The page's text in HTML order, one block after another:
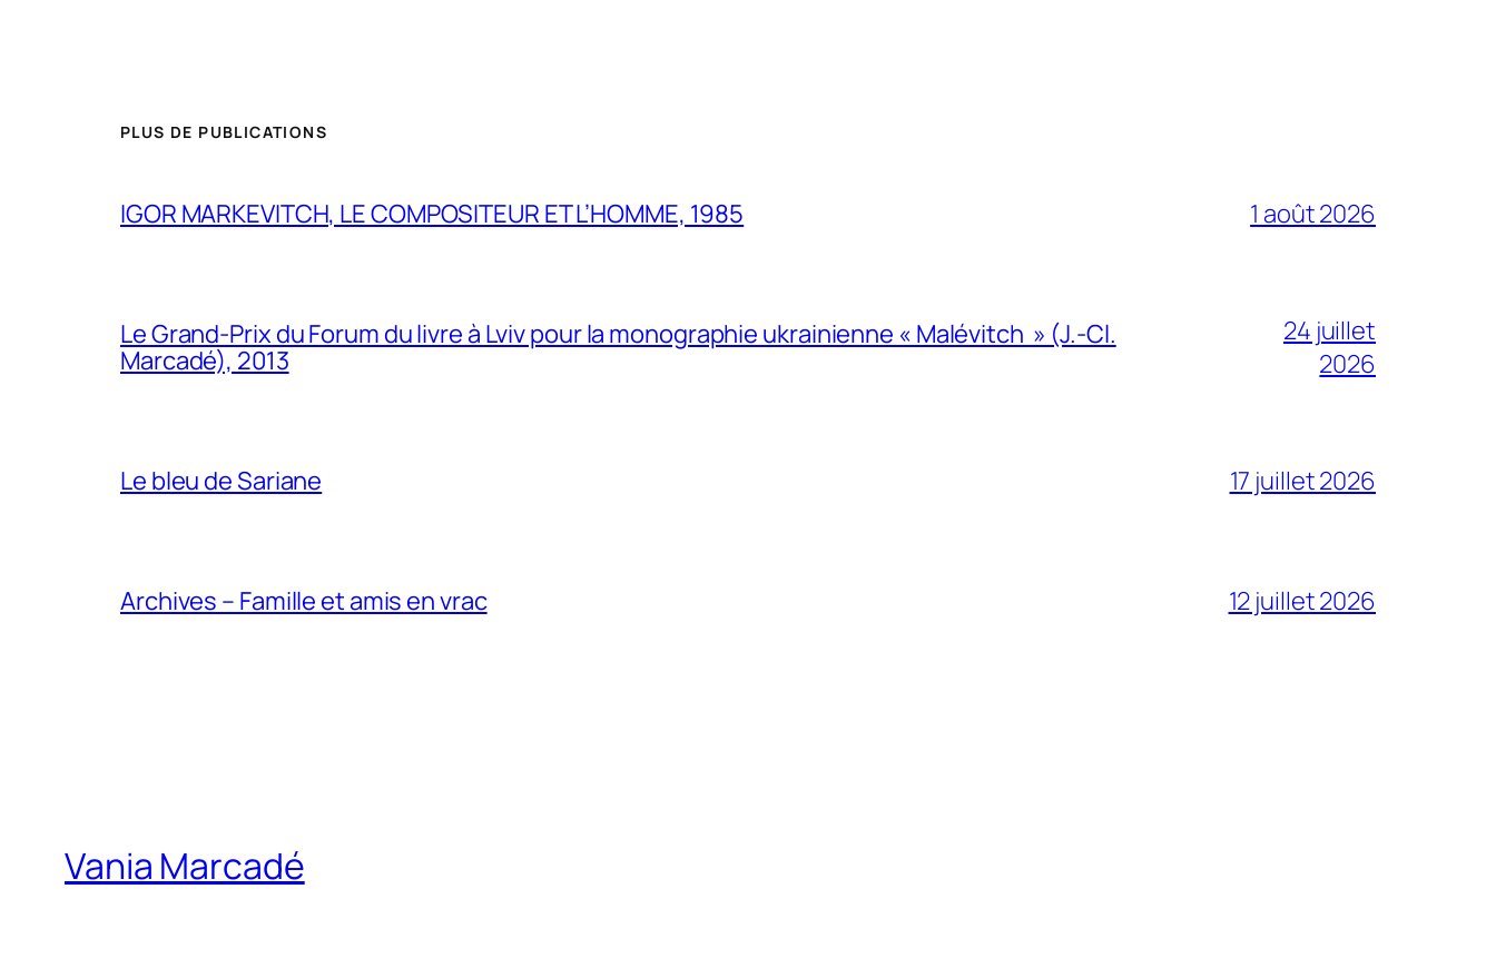
PLUS DE PUBLICATIONS
IGOR MARKEVITCH, LE COMPOSITEUR ET L’HOMME, 1985 1 août 2026
Le Grand-Prix du Forum du livre à Lviv pour la monographie ukrainienne « Malévitch » (J.-Cl.
Marcadé), 2013
24 juillet
2026
Le bleu de Sariane 17 juillet 2026
Archives – Famille et amis en vrac 12 juillet 2026
Vania Marcadé